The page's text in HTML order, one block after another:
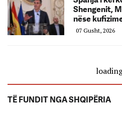
Shengenit,
nëse
07 Gusht, 2026
TË FUNDIT NGA SHQIPËRIA